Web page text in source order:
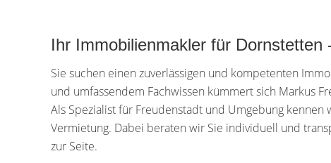
Ihr Immobilienmakler für
Sie suchen einen zuverlässigen und kompetenten
und umfassendem Fachwissen kümmert sich Markus
Als Spezialist für Freudenstadt und Umgebung
Vermietung. Dabei beraten wir Sie individuell und
zur Seite.